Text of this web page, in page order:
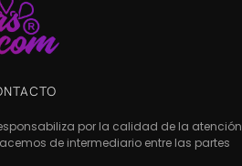
por la calidad de la atención
de intermediario entre las partes